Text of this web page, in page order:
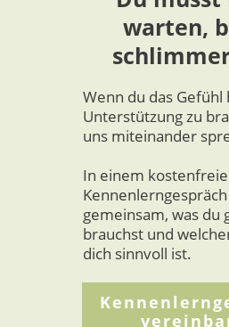
warten,
Wenn du das Gefühl
Unterstützung zu
uns miteinander
In einem
gemeinsam, was du
brauchst und
dich sinnvoll ist.